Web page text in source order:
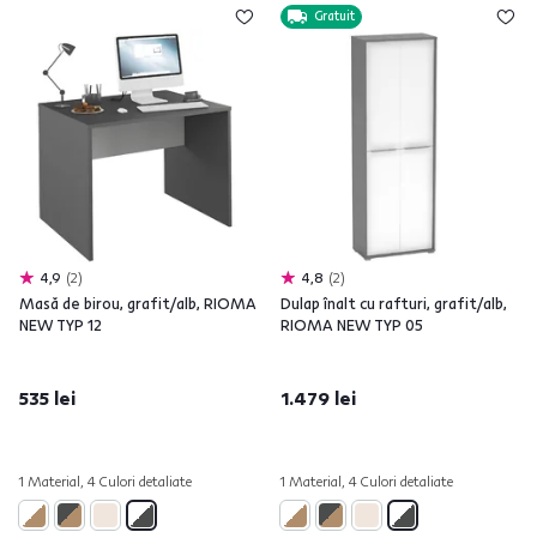
4,9 2
Masă de birou, grafit/alb, RIOMA
NEW TYP 12
535 lei
1 Material, 4 Culori detaliate
Gratuit
4,8 2
Dulap înalt cu rafturi, grafit/alb,
RIOMA NEW TYP 05
1.479 lei
1 Material, 4 Culori detaliate